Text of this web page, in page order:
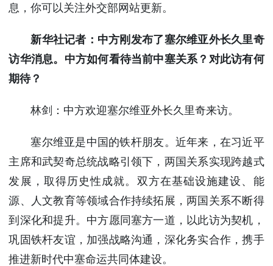
息，你可以关注外交部网站更新。
新华社记者：中方刚发布了塞尔维亚外长久里奇
访华消息。中方如何看待当前中塞关系？对此访有何
期待？
林剑：中方欢迎塞尔维亚外长久里奇来访。
塞尔维亚是中国的铁杆朋友。近年来，在习近平
主席和武契奇总统战略引领下，两国关系实现跨越式
发展，取得历史性成就。双方在基础设施建设、能
源、人文教育等领域合作持续拓展，两国关系不断得
到深化和提升。中方愿同塞方一道，以此访为契机，
巩固铁杆友谊，加强战略沟通，深化务实合作，携手
推进新时代中塞命运共同体建设。